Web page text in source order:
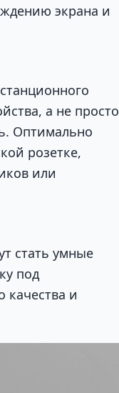
экрана и
а не просто
Оптимально
розетке,
или
стать умные
под
качества и